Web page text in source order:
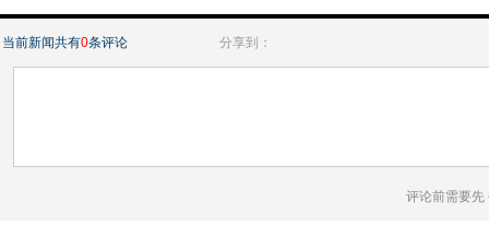
当前新闻共有0条评论 分享到：
评论前需要先